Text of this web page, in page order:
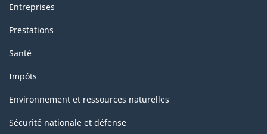
Entreprises
Prestations
Santé
Impôts
Environnement et ressources naturelles
Sécurité nationale et défense